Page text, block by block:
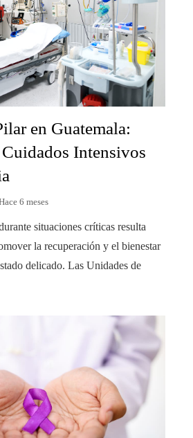
en Guatemala:
Intensivos
6 meses
situaciones críticas resulta
la recuperación y el bienestar
delicado. Las Unidades de